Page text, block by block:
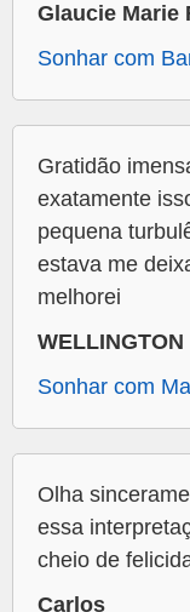
Glaucie Marie
Sonhar com
Gratidão
exatamente
pequena
estava me
melhorei
WELLINGTON
Sonhar com
Olha
essa
cheio de
Carlos